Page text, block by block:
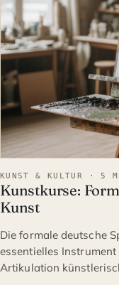
KUNST & KULTUR · 5
Kunstkurse:
Kunst
Die formale deutsche
essentielles
Artikulation